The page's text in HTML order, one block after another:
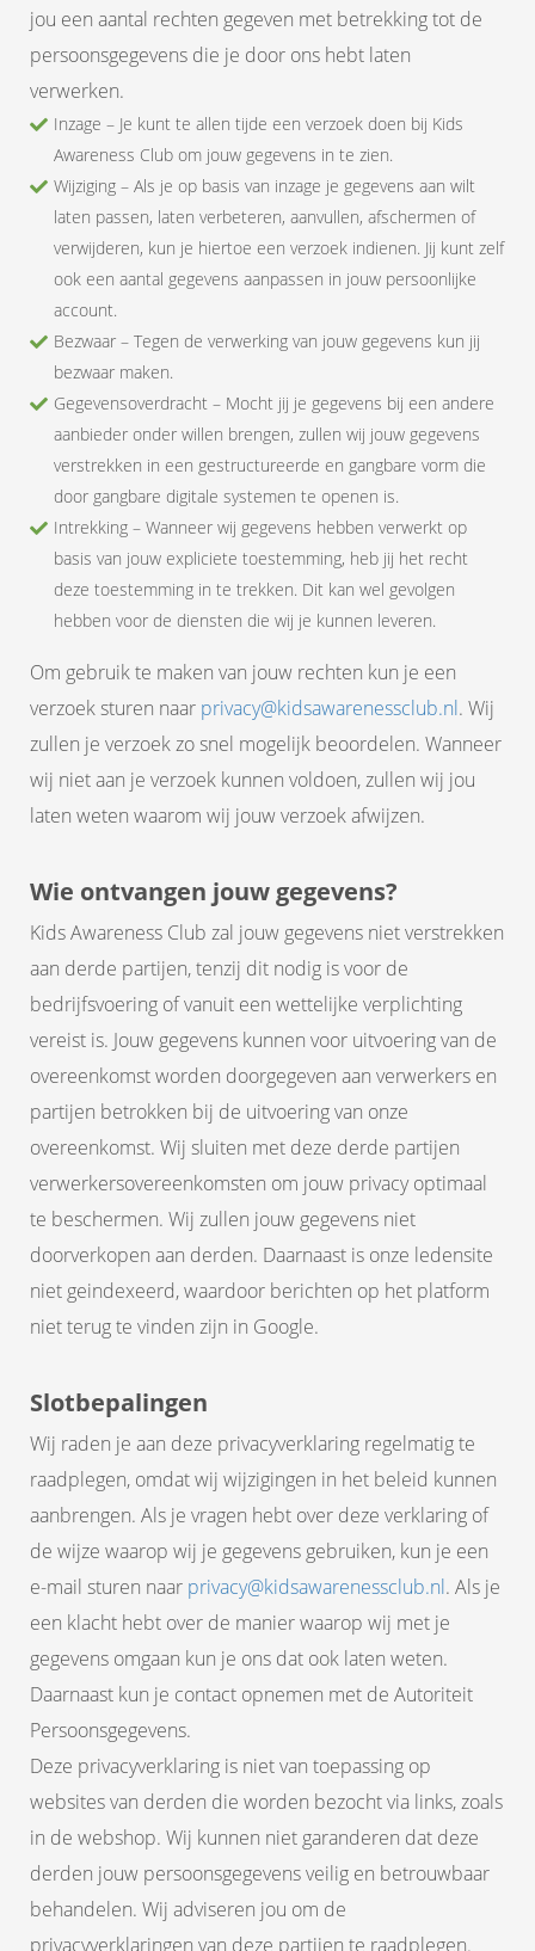
jou een aantal rechten gegeven met betrekking tot de
persoonsgegevens die je door ons hebt laten
verwerken.
Inzage – Je kunt te allen tijde een verzoek doen bij Kids
Awareness Club om jouw gegevens in te zien.
Wijziging – Als je op basis van inzage je gegevens aan wilt
laten passen, laten verbeteren, aanvullen, afschermen of
verwijderen, kun je hiertoe een verzoek indienen. Jij kunt zelf
ook een aantal gegevens aanpassen in jouw persoonlijke
account.
Bezwaar – Tegen de verwerking van jouw gegevens kun jij
bezwaar maken.
Gegevensoverdracht – Mocht jij je gegevens bij een andere
aanbieder onder willen brengen, zullen wij jouw gegevens
verstrekken in een gestructureerde en gangbare vorm die
door gangbare digitale systemen te openen is.
Intrekking – Wanneer wij gegevens hebben verwerkt op
basis van jouw expliciete toestemming, heb jij het recht
deze toestemming in te trekken. Dit kan wel gevolgen
hebben voor de diensten die wij je kunnen leveren.
Om gebruik te maken van jouw rechten kun je een
verzoek sturen naar privacy@kidsawarenessclub.nl. Wij
zullen je verzoek zo snel mogelijk beoordelen. Wanneer
wij niet aan je verzoek kunnen voldoen, zullen wij jou
laten weten waarom wij jouw verzoek afwijzen.
Wie ontvangen jouw gegevens?
Kids Awareness Club zal jouw gegevens niet verstrekken
aan derde partijen, tenzij dit nodig is voor de
bedrijfsvoering of vanuit een wettelijke verplichting
vereist is. Jouw gegevens kunnen voor uitvoering van de
overeenkomst worden doorgegeven aan verwerkers en
partijen betrokken bij de uitvoering van onze
overeenkomst. Wij sluiten met deze derde partijen
verwerkersovereenkomsten om jouw privacy optimaal
te beschermen. Wij zullen jouw gegevens niet
doorverkopen aan derden. Daarnaast is onze ledensite
niet geindexeerd, waardoor berichten op het platform
niet terug te vinden zijn in Google.
Slotbepalingen
Wij raden je aan deze privacyverklaring regelmatig te
raadplegen, omdat wij wijzigingen in het beleid kunnen
aanbrengen. Als je vragen hebt over deze verklaring of
de wijze waarop wij je gegevens gebruiken, kun je een
e-mail sturen naar privacy@kidsawarenessclub.nl. Als je
een klacht hebt over de manier waarop wij met je
gegevens omgaan kun je ons dat ook laten weten.
Daarnaast kun je contact opnemen met de Autoriteit
Persoonsgegevens.
Deze privacyverklaring is niet van toepassing op
websites van derden die worden bezocht via links, zoals
in de webshop. Wij kunnen niet garanderen dat deze
derden jouw persoonsgegevens veilig en betrouwbaar
behandelen. Wij adviseren jou om de
privacyverklaringen van deze partijen te raadplegen.